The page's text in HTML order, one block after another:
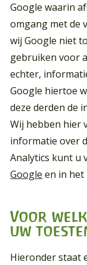
Google waarin
omgang met de
wij Google niet
gebruiken voor
echter,
Google hiertoe
deze derden de
Wij hebben hier
informatie over
Analytics kunt u
Google en in het
Voor
uw
Hieronder staat